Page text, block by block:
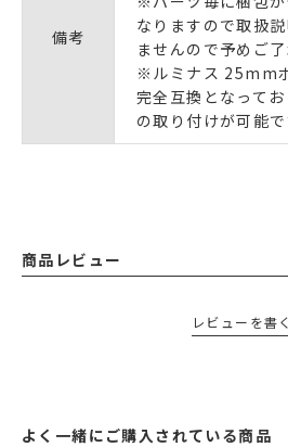
備考
なりますので取扱
ませんので予めご
※ルミナス 25mm
完全互換となって
の取り付けが可能で
商品レビュー
レビューを書く
よく一緒にご購入されている商品